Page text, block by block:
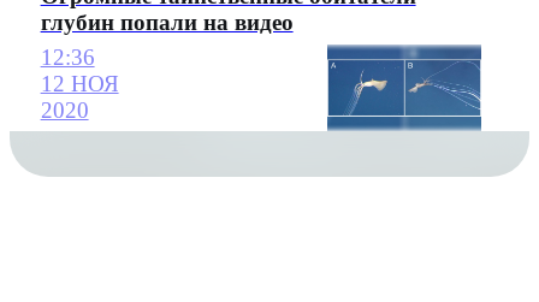
глубин попали на видео
12:36
12 НОЯ
2020